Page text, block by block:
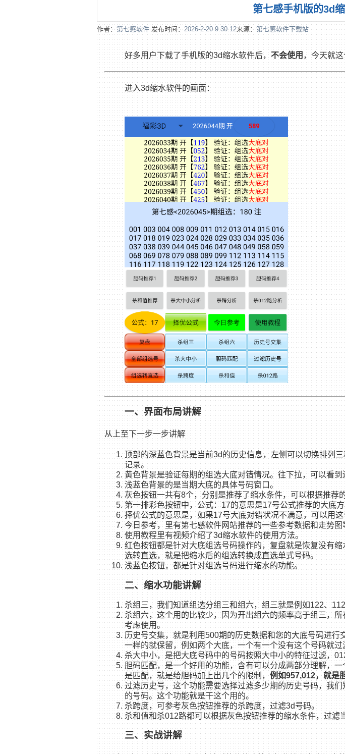
第七感手机版的3d
作者： 第七感软件发布时间： 2026-2-20 9:30:12来源：第七感软件下载站
好多用户下载了手机版的3d缩水软件后， 不会使用 ，今天就
进入3d缩水软件的画面：
一、界面布局讲解
从上至下一步一步讲解
顶部的深蓝色背景是当前3d的历史信息，左侧可以切换排列
记录。
黄色背景是验证每期的组选大底对错情况。往下拉，可以看
浅蓝色背景的是当期大底的具体号码窗口。
灰色按钮一共有8个，分别是推荐了缩水条件，可以根据推荐
第一排彩色按钮中，公式：17的意思是17号公式推荐的大底
择优公式的意思是，如果17号大底对错状况不满意，可以用
今日参考，里有第七感软件网站推荐的一些参考数据和走势图
使用教程里有视频介绍了3d缩水软件的使用方法。
红色按钮都是针对大底组选号码操作的，复盘就是恢复没有
选转直选，就是把缩水后的组选转换成直选单式号码。
浅蓝色按钮，都是针对组选号码进行缩水的功能。
二、缩水功能讲解
杀组三，我们知道组选分组三和组六，组三就是例如122、
杀组六，这个用的比较少，因为开出组六的频率高于组三，
考虑使用。
历史号交集，就是利用500期的历史数据和您的大底号码进
一样的就保留，例如两个大底，一个有一个没有这个号码就过
杀大中小，是把大底号码中的号码按照大中小的特征过滤，
胆码匹配，是一个好用的功能，含有可以分成两部分理解，
是匹配，就是给胆码加上出几个的限制，例如957,012，就是
过滤历史号，这个功能需要选择过滤多少期的历史号码，我
的号码。这个功能就是干这个用的。
杀跨度，可参考灰色按钮推荐的杀跨度，过滤3d号码。
杀和值和杀012路都可以根据灰色按钮推荐的缩水条件，过滤
三、实战讲解